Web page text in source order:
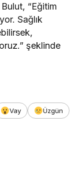
Bulut, “Eğitim
Sağlık
şeklinde
Vay
Üzgün